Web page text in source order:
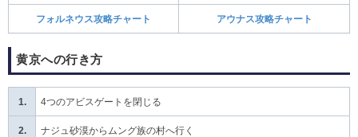
フォルネウス攻略チャート アウナス攻略チャート
黄京への行き方
1. 4つのアビスゲートを閉じる
2. ナジュ砂漠からムング族の村へ行く